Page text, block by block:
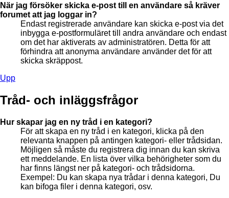
När jag försöker skicka e-post till en användare så kräver
forumet att jag loggar in?
Endast registrerade användare kan skicka e-post via det
inbygga e-postformuläret till andra användare och endast
om det har aktiverats av administratören. Detta för att
förhindra att anonyma användare använder det för att
skicka skräppost.
Upp
Tråd- och inläggsfrågor
Hur skapar jag en ny tråd i en kategori?
För att skapa en ny tråd i en kategori, klicka på den
relevanta knappen på antingen kategori- eller trådsidan.
Möjligen så måste du registrera dig innan du kan skriva
ett meddelande. En lista över vilka behörigheter som du
har finns längst ner på kategori- och trådsidorna.
Exempel: Du kan skapa nya trådar i denna kategori, Du
kan bifoga filer i denna kategori, osv.